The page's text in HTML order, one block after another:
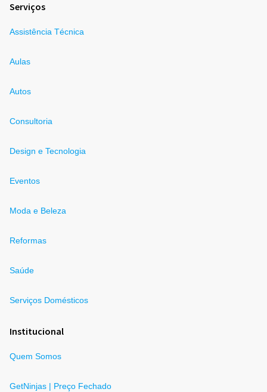
Serviços
Assistência Técnica
Aulas
Autos
Consultoria
Design e Tecnologia
Eventos
Moda e Beleza
Reformas
Saúde
Serviços Domésticos
Institucional
Quem Somos
GetNinjas | Preço Fechado